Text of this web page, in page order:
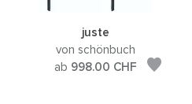
juste
von schönbuch
ab 998.00 CHF